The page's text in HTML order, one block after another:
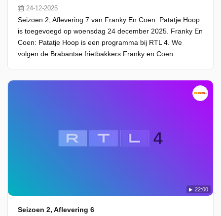
24-12-2025
Seizoen 2, Aflevering 7 van Franky En Coen: Patatje Hoop
is toegevoegd op woensdag 24 december 2025. Franky En
Coen: Patatje Hoop is een programma bij RTL 4. We
volgen de Brabantse frietbakkers Franky en Coen.
22:00
Seizoen 2, Aflevering 6